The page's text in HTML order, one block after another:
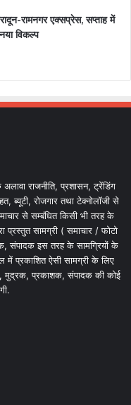
रामनगर एक्सप्रेस, सप्ताह में
विकल्प
राजनीति, प्रशासन, ट्रेंडिंग
रोजगार तथा टेक्नोलॉजी से
से सम्बंधित किसी भी तरह के
प्रस्तुत सामग्री ( समाचार / फोटो
संपादक इस तरह के सामग्रियों के
में प्रकाशित ऐसी सामग्री के लिए
मुद्रक, प्रकाशक, संपादक की कोई